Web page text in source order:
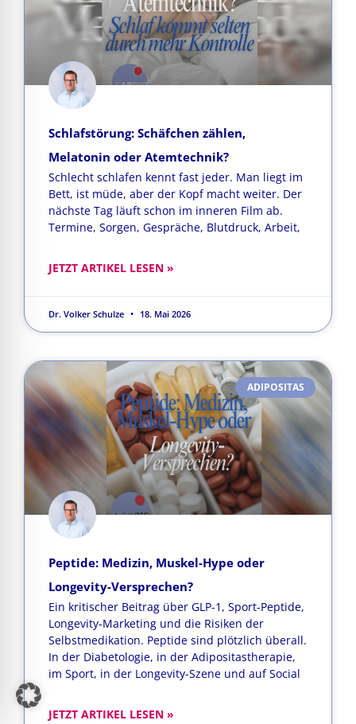
Schlafstörung: Schäfchen zählen,
Melatonin oder Atemtechnik?
Schlecht schlafen kennt fast jeder. Man liegt im
Bett, ist müde, aber der Kopf macht weiter. Der
nächste Tag läuft schon im inneren Film ab.
Termine, Sorgen, Gespräche, Blutdruck, Arbeit,
JETZT ARTIKEL LESEN »
Dr. Volker Schulze 18. Mai 2026
ADIPOSITAS
Peptide: Medizin, Muskel-Hype oder
Longevity-Versprechen?
Ein kritischer Beitrag über GLP-1, Sport-Peptide,
Longevity-Marketing und die Risiken der
Selbstmedikation. Peptide sind plötzlich überall.
In der Diabetologie, in der Adipositastherapie,
im Sport, in der Longevity-Szene und auf Social
JETZT ARTIKEL LESEN »